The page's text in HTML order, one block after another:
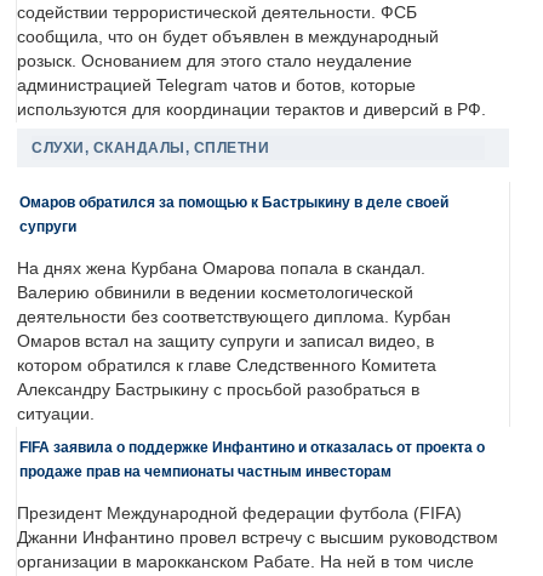
содействии террористической деятельности. ФСБ
сообщила, что он будет объявлен в международный
розыск. Основанием для этого стало неудаление
администрацией Telegram чатов и ботов, которые
используются для координации терактов и диверсий в РФ.
СЛУХИ, СКАНДАЛЫ, СПЛЕТНИ
Омаров обратился за помощью к Бастрыкину в деле своей
супруги
На днях жена Курбана Омарова попала в скандал.
Валерию обвинили в ведении косметологической
деятельности без соответствующего диплома. Курбан
Омаров встал на защиту супруги и записал видео, в
котором обратился к главе Следственного Комитета
Александру Бастрыкину с просьбой разобраться в
ситуации.
FIFA заявила о поддержке Инфантино и отказалась от проекта о
продаже прав на чемпионаты частным инвесторам
Президент Международной федерации футбола (FIFA)
Джанни Инфантино провел встречу с высшим руководством
организации в марокканском Рабате. На ней в том числе